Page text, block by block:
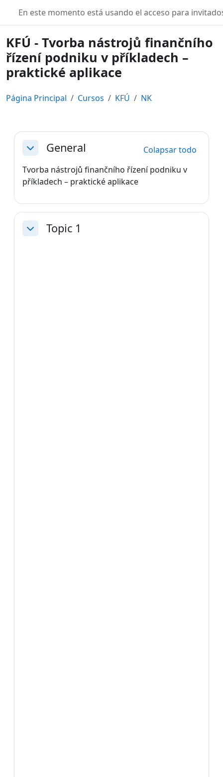
TURBO
En este momento está usando el acceso para
KFÚ - Tvorba nástrojů finančního
řízení podniku v příkladech –
praktické aplikace
Página Principal Cursos KFÚ NK
Perfilado de sección
ColapsarGeneral
Colapsar todo
Tvorba nástrojů finančního řízení podniku v
příkladech – praktické aplikace
ColapsarTopic 1